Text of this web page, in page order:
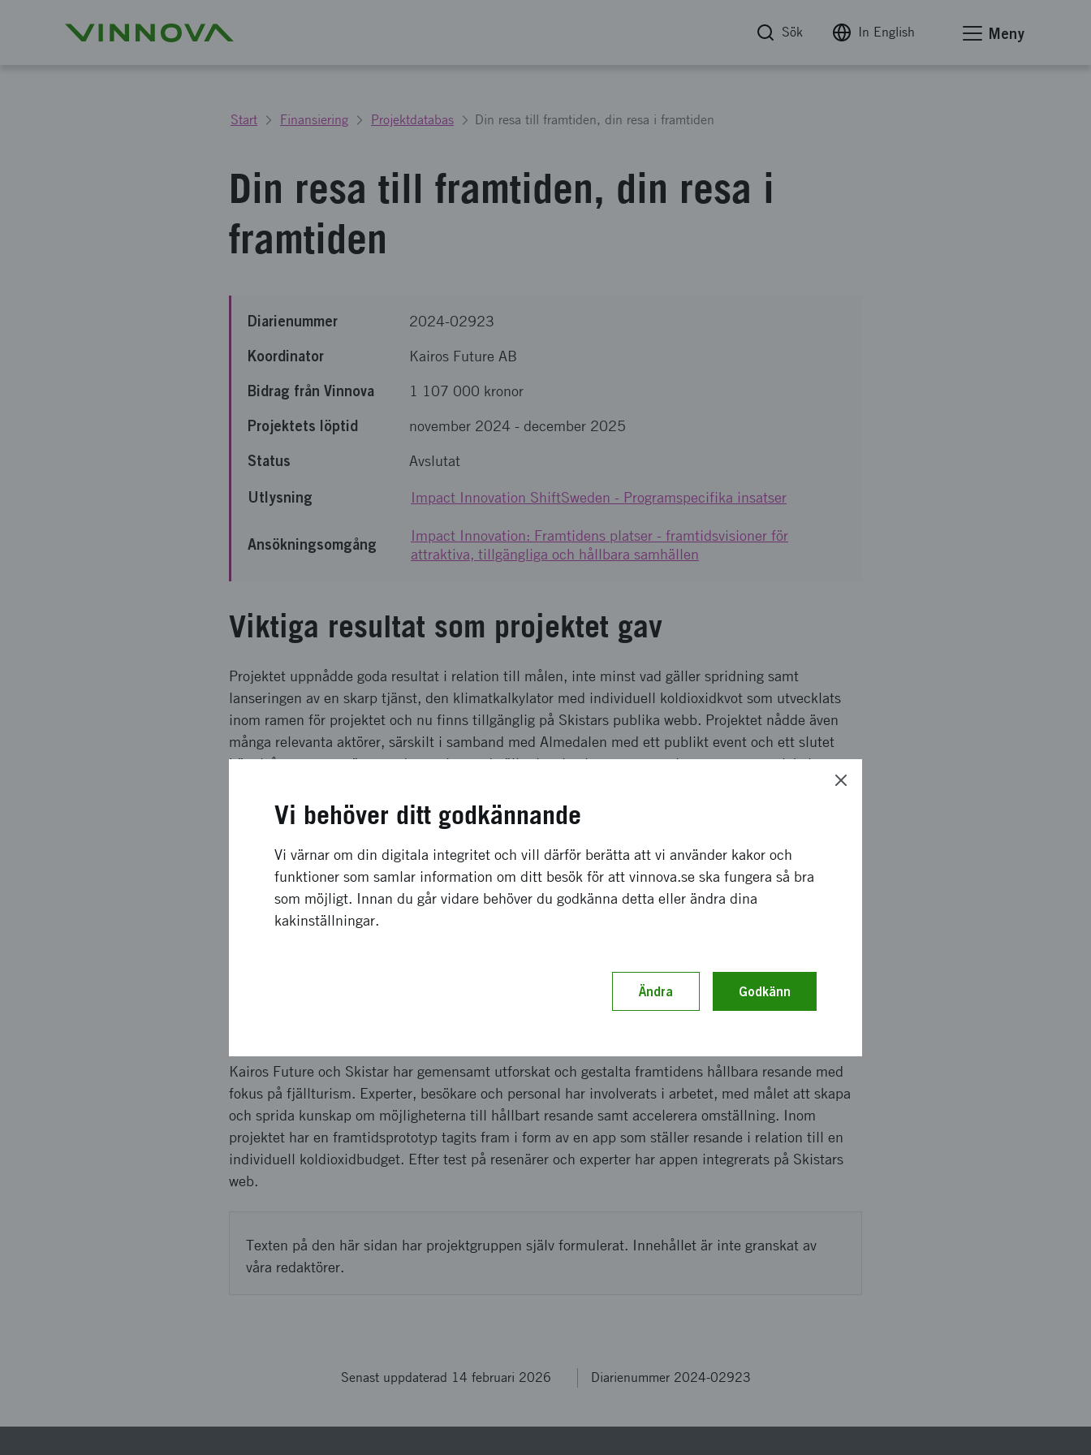
Sök In English Meny
Start Finansiering Projektdatabas Din resa till framtiden, din resa i framtiden
Din resa till framtiden, din resa i
framtiden
Diarienummer 2024-02923
Koordinator Kairos Future AB
Bidrag från Vinnova 1 107 000 kronor
Projektets löptid november 2024 - december 2025
Status Avslutat
Utlysning Impact Innovation ShiftSweden - Programspecifika insatser
Ansökningsomgång
Impact Innovation: Framtidens platser - framtidsvisioner för
attraktiva, tillgängliga och hållbara samhällen
Viktiga resultat som projektet gav
Projektet uppnådde goda resultat i relation till målen, inte minst vad gäller spridning samt
lanseringen av en skarp tjänst, den klimatkalkylator med individuell koldioxidkvot som utvecklats
inom ramen för projektet och nu finns tillgänglig på Skistars publika webb. Projektet nådde även
många relevanta aktörer, särskilt i samband med Almedalen med ett publikt event och ett slutet
högnivåevent, men även goda resultat vad gäller involvering av personal, experter, samt lokala
Långsiktiga effekter som förväntas
I och med lanseringen av en skarp tjänst tillsammans med Skistar så har projektet potential att dels
påverka individers resval och dels fungera som ett positivt exempel på tillämpningen av
framsynsmetoder bortom experimenterande. Framöver finns det även möjlighet att erbjuda fler
Kairos Future och Skistar har gemensamt utforskat och gestalta framtidens hållbara resande med
fokus på fjällturism. Experter, besökare och personal har involverats i arbetet, med målet att skapa
och sprida kunskap om möjligheterna till hållbart resande samt accelerera omställning. Inom
projektet har en framtidsprototyp tagits fram i form av en app som ställer resande i relation till en
individuell koldioxidbudget. Efter test på resenärer och experter har appen integrerats på Skistars
web.
Texten på den här sidan har projektgruppen själv formulerat. Innehållet är inte granskat av
våra redaktörer.
Senast uppdaterad 14 februari 2026 Diarienummer 2024-02923
Vi behöver ditt godkännande
Vi värnar om din digitala integritet och vill därför berätta att vi använder kakor och
funktioner som samlar information om ditt besök för att vinnova.se ska fungera så bra
som möjligt. Innan du går vidare behöver du godkänna detta eller ändra dina
kakinställningar.
Ändra Godkänn